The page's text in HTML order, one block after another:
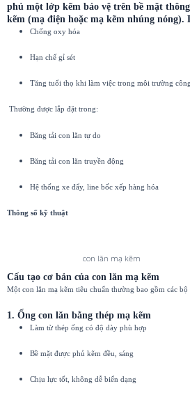
phủ một lớp kẽm bảo vệ trên bề mặt
kẽm (mạ điện hoặc mạ kẽm nhúng
Chống oxy hóa
Hạn chế gỉ sét
Tăng tuổi thọ khi làm việc trong môi trường
Thường được lắp đặt trong:
Băng tải con lăn tự do
Băng tải con lăn truyền động
Hệ thống xe đẩy, line bốc xếp hàng hóa
Thông số kỹ thuật
con lăn mạ kẽm
Cấu tạo cơ bản của con lăn mạ kẽm
Một con lăn mạ kẽm tiêu chuẩn thường bao gồm các bộ
1. Ống con lăn bằng thép mạ kẽm
Làm từ thép ống có độ dày phù hợp
Bề mặt được phủ kẽm đều, sáng
Chịu lực tốt, không dễ biến dạng